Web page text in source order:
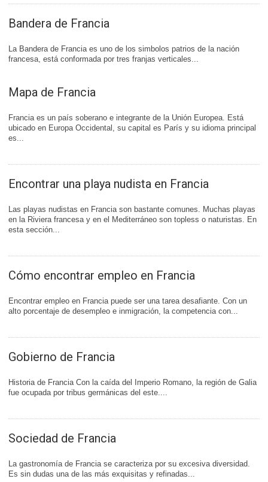
Bandera de Francia
La Bandera de Francia es uno de los simbolos patrios de la nación
francesa, está conformada por tres franjas verticales...
Mapa de Francia
Francia es un país soberano e integrante de la Unión Europea. Está
ubicado en Europa Occidental, su capital es París y su idioma principal
es...
Encontrar una playa nudista en Francia
Las playas nudistas en Francia son bastante comunes. Muchas playas
en la Riviera francesa y en el Mediterráneo son topless o naturistas. En
esta sección...
Cómo encontrar empleo en Francia
Encontrar empleo en Francia puede ser una tarea desafiante. Con un
alto porcentaje de desempleo e inmigración, la competencia con...
Gobierno de Francia
Historia de Francia Con la caída del Imperio Romano, la región de Galia
fue ocupada por tribus germánicas del este....
Sociedad de Francia
La gastronomía de Francia se caracteriza por su excesiva diversidad.
Es sin dudas una de las más exquisitas y refinadas...